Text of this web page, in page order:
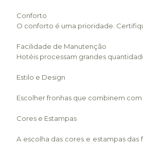
Conforto
O conforto é uma prioridade.
Facilidade de Manutenção
Hotéis processam grandes
Estilo e Design
Escolher fronhas que combinem
Cores e Estampas
A escolha das cores e estampas